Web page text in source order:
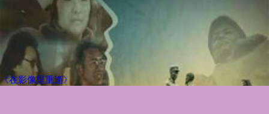
《在影像里重逢》